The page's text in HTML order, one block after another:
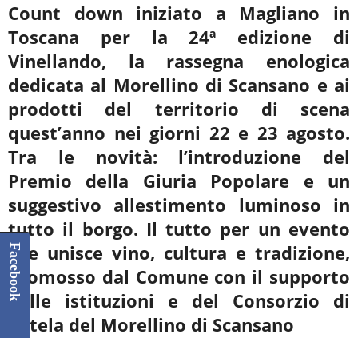
Count down iniziato a Magliano in
Toscana per la 24ª edizione di
Vinellando, la rassegna enologica
dedicata al Morellino di Scansano e ai
prodotti del territorio di scena
quest’anno nei giorni 22 e 23 agosto.
Tra le novità: l’introduzione del
Premio della Giuria Popolare e un
suggestivo allestimento luminoso in
tutto il borgo. Il tutto per un evento
che unisce vino, cultura e tradizione,
promosso dal Comune con il supporto
delle istituzioni e del Consorzio di
Tutela del Morellino di Scansano
Facebook